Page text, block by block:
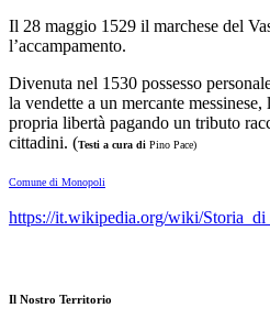
Il 28 maggio 1529 il marchese del
l’accampamento.
Divenuta nel 1530 possesso
la vendette a un mercante
propria libertà pagando un tributo
cittadini. (Testi a cura di Pino Pace)
Comune di Monopoli
https://it.wikipedia.org/wiki/
Il Nostro Territorio